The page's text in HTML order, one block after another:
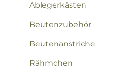
Ablegerkästen
Beutenzubehör
Beutenanstriche
Rähmchen